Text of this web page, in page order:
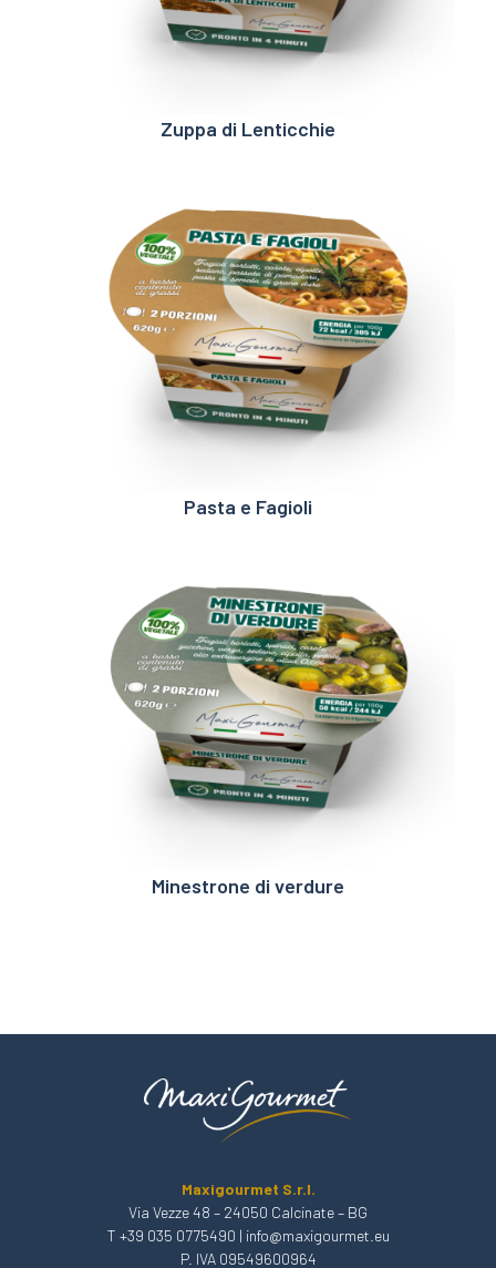
Zuppa di Lenticchie
Pasta e Fagioli
Minestrone di verdure
Maxigourmet S.r.l.
Via Vezze 48 – 24050 Calcinate – BG
T +39 035 0775490 | info@maxigourmet.eu
P. IVA 09549600964